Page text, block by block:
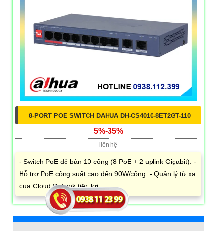
8-PORT POE SWITCH DAHUA DH-CS4010-8ET2GT-110
5%-35%
liên hệ
- Switch PoE để bàn 10 cổng (8 PoE + 2 uplink Gigabit). -
Hỗ trợ PoE công suất cao đến 90W/cổng. - Quản lý từ xa
qua Cloud DoLynk tiện lợi